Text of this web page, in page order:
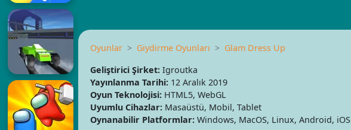
Oyunlar Giydirme Oyunları
Glam Dress Up
Geliştirici Şirket:Igroutka
Yayınlanma Tarihi:12 Aralık 2019
Oyun Teknolojisi:HTML5, WebGL
Uyumlu Cihazlar:Masaüstü, Mobil, Tablet
Oynanabilir Platformlar:Windows, MacOS, Linux, Android, iOS